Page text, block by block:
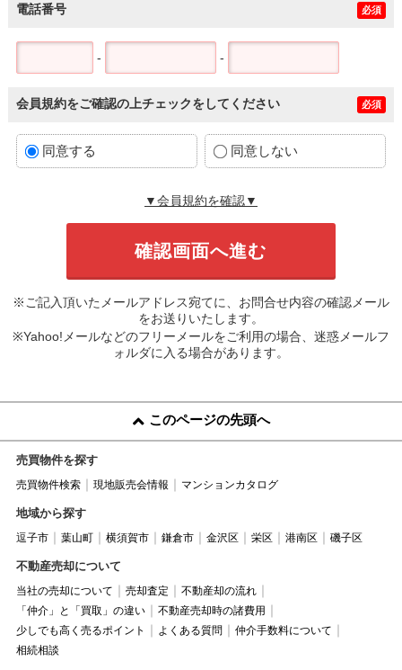
電話番号 必須
- -
会員規約をご確認の上チェックをしてください 必須
同意する 同意しない
▼会員規約を確認▼
※ご記入頂いたメールアドレス宛てに、お問合せ内容の確認メール
をお送りいたします。
※Yahoo!メールなどのフリーメールをご利用の場合、迷惑メールフ
ォルダに入る場合があります。
このページの先頭へ
売買物件を探す
売買物件検索 現地販売会情報 マンションカタログ
地域から探す
逗子市 葉山町 横須賀市 鎌倉市 金沢区 栄区 港南区 磯子区
不動産売却について
当社の売却について 売却査定
不動産却の流れ
「仲介」と「買取」の違い
不動産売却時の諸費用
少しでも高く売るポイント
よくある質問
仲介手数料について
相続相談